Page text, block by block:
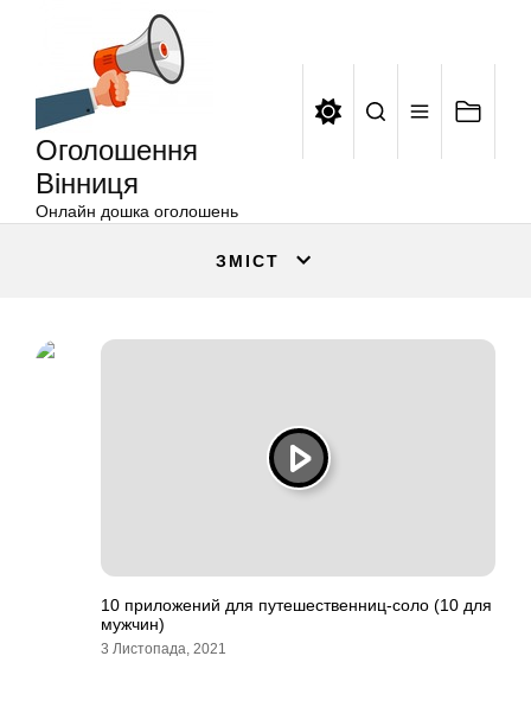
Оголошення
Вінниця
Онлайн дошка оголошень
ЗМІСТ
10 приложений для путешественниц-соло (10 для
мужчин)
3 Листопада, 2021